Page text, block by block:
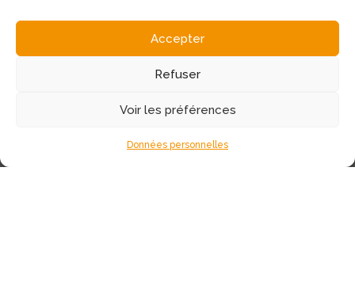
Accepter
Refuser
Voir les préférences
Données personnelles
Notre adresse
11 place de la Mairie
05 65 48 12 72